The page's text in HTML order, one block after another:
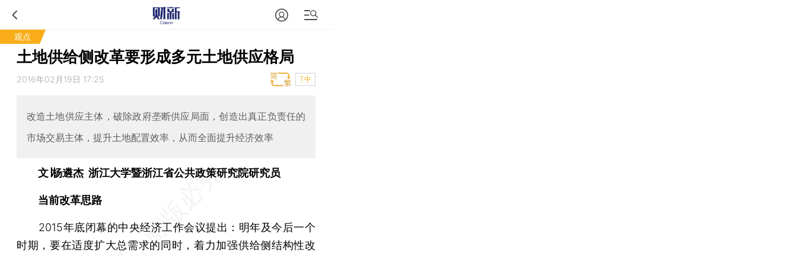
观点
土地供给侧改革要形成多元土地供应格局
2016年02月19日 17:25 T中
改造土地供应主体，破除政府垄断供应局面，创造出真正负责任的
市场交易主体，提升土地配置效率，从而全面提升经济效率
文∣杨遴杰 浙江大学暨浙江省公共政策研究院研究员
当前改革思路
2015年底闭幕的中央经济工作会议提出：明年及今后一个
时期，要在适度扩大总需求的同时，着力加强供给侧结构性改